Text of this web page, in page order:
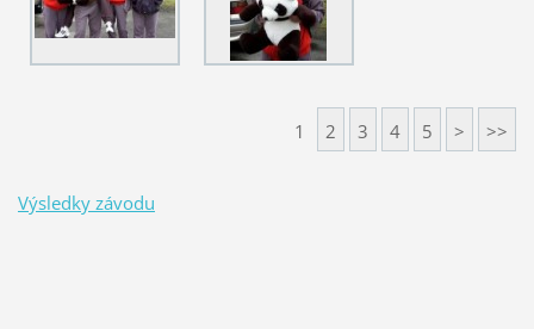
1 2 3 4 5 > >>
Výsledky závodu